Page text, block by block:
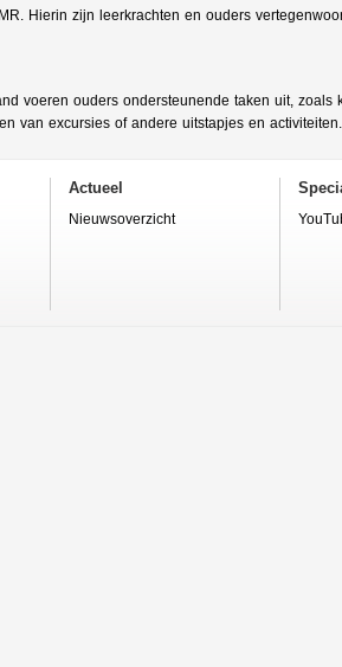
Hierin zijn leerkrachten en ouders
voeren ouders ondersteunende taken uit, zoals
van excursies of andere uitstapjes en activiteiten.
Actueel
Nieuwsoverzicht